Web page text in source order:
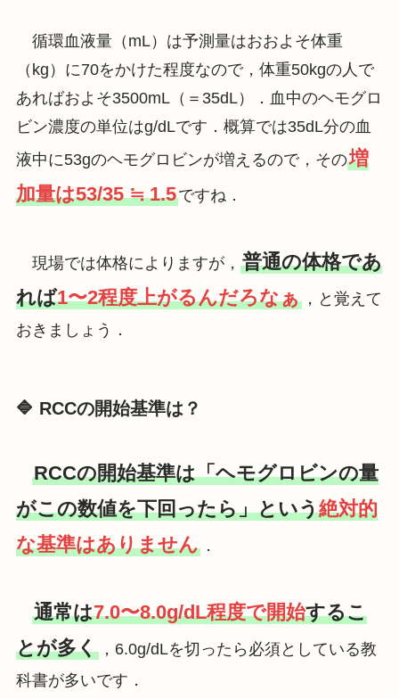
循環血液量（mL）は予測量はおおよそ体重
（kg）に70をかけた程度なので，体重50kgの人で
あればおよそ3500mL（＝35dL）．血中のヘモグロ
ビン濃度の単位はg/dLです．概算では35dL分の血
液中に53gのヘモグロビンが増えるので，その増
加量は53/35 ≒ 1.5ですね．
現場では体格によりますが， 普通の体格であ
れば1〜2程度上がるんだろなぁ，と覚えて
おきましょう．
🔷 RCCの開始基準は？
RCCの開始基準は「ヘモグロビンの量
がこの数値を下回ったら」という絶対的
な基準はありません．
通常は7.0〜8.0g/dL程度で開始するこ
とが多く，6.0g/dLを切ったら必須としている教
科書が多いです．